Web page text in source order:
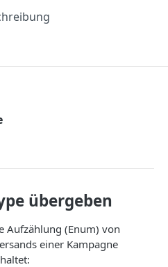
service
übergeben
Aufzählung (Enum) von
einer Kampagne